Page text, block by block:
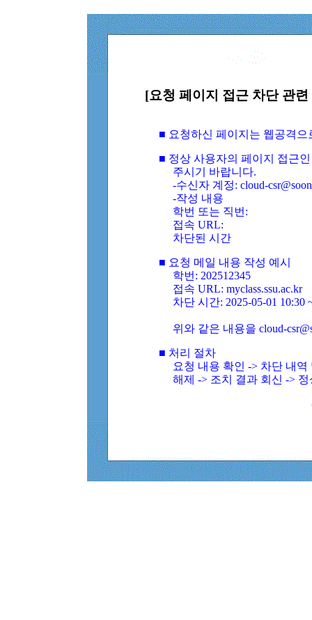
[요청 페이지 접근 차단 관
■ 요청하신 페이지는 웹공격
■ 정상 사용자의 페이지 접근
주시기 바랍니다.
-수신자 계정: cloud-
-작성 내용
학번 또는 직번:
접속 URL:
차단된 시간
■ 요청 메일 내용 작성 예시
학번: 202512345
접속 URL: myclass.ssu.ac.kr
차단 시간: 2025-05-01 10:30
위와 같은 내용을 cloud-
■ 처리 절차
요청 내용 확인 -> 차단 내
해제 -> 조치 결과 회신 ->